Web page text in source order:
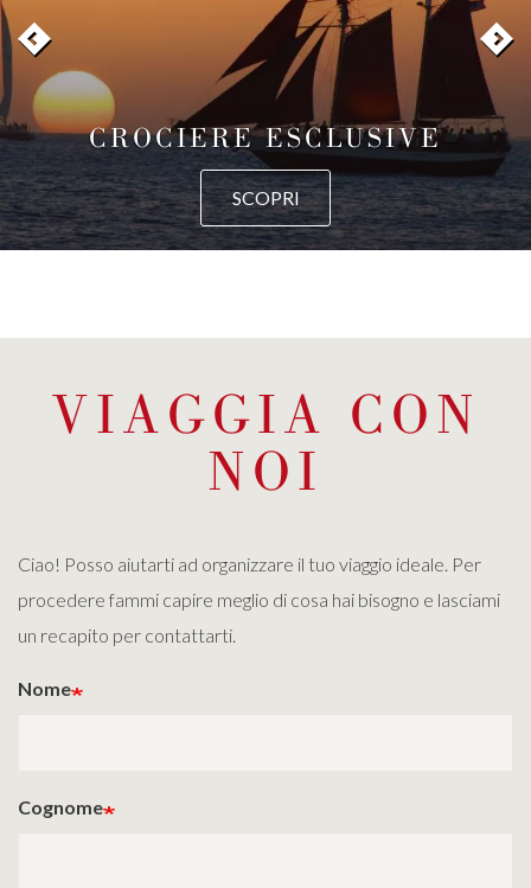
CROCIERE ESCLUSIVE
SCOPRI
VIAGGIA CON
NOI
Ciao! Posso aiutarti ad organizzare il tuo viaggio ideale. Per
procedere fammi capire meglio di cosa hai bisogno e lasciami
un recapito per contattarti.
Nome
Cognome